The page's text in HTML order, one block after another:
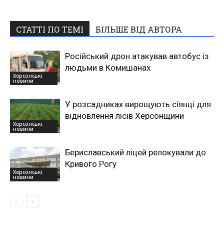
СТАТТІ ПО ТЕМІ БІЛЬШЕ ВІД АВТОРА
Херсонські
новини
Російський дрон атакував автобус із
людьми в Комишанах
Херсонські
новини
У розсадниках вирощують сіянці для
відновлення лісів Херсонщини
Херсонські
новини
Бериславський ліцей релокували до
Кривого Рогу